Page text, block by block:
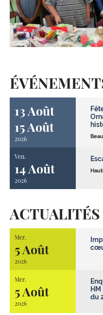
13 Août
15 Août
2026
Ven.
14 Août
2026
ACTUALITÉS
Mer.
5 Août
2026
Mer.
5 Août
2026
du